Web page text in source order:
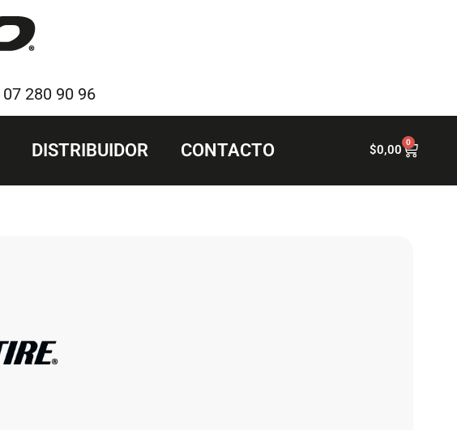
07 280 90 96
DISTRIBUIDOR CONTACTO $0,00 0